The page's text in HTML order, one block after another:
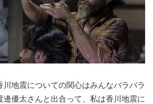
川地震についての関心はみんなバラバラ
邊優太さんと出合って、私は香川地震に